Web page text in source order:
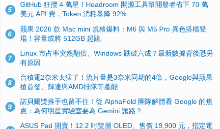
5
GitHub 狂攬 4 萬星！Headroom 開源工具幫開發者省下 70 萬
美元 API 費，Token 消耗暴降 92%
6
蘋果 2026 款 Mac mini 規格爆料：M6 與 M5 Pro 異色搭檔登
場！容量或將 512GB 起跳
7
Linux 市占率突然翻倍、Windows 跌破六成？最新數據背後恐另
有原因
8
台積電2奈米太猛了！流片量是3奈米同期的4倍，Google與蘋果
搶首發、輝達與AMD排隊等產能
9
諾貝爾獎推手也留不住！從 AlphaFold 團隊解體看 Google 的焦
慮：為何明星實驗室要為 Gemini 讓路？
ASUS Pad 開賣！12.2 吋雙層 OLED、售價 19,900 元，指定電